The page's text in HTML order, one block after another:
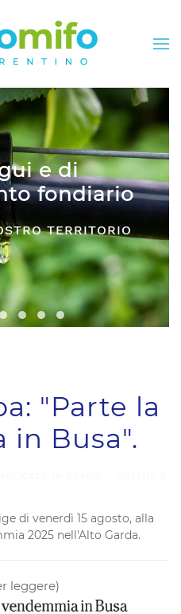
Trentino
OLTRE 40 ANNI,
SERVIZI PER TUTTI I
irrigui e di miglioramento
TrentinoIrrigui e di
La Federazione dei Consorzi
Consorzi Irrigui e di
Consorzi irrigui e di
Consorzi Irrigui e
"Parte la
in Busa".
di venerdì 15 agosto, alla
2025 nell'Alto Garda.
leggere)